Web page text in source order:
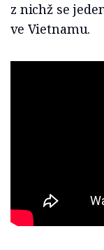
z nichž se
ve Vietnamu.